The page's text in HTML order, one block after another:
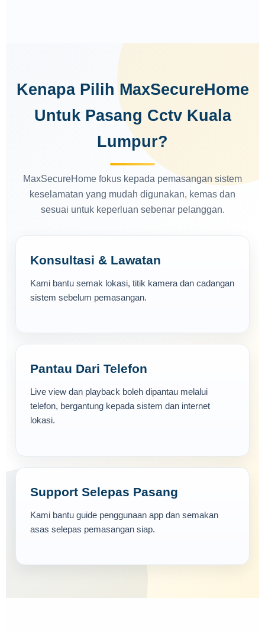
Kenapa Pilih MaxSecureHome
Untuk Pasang Cctv Kuala
Lumpur?
MaxSecureHome fokus kepada pemasangan sistem
keselamatan yang mudah digunakan, kemas dan
sesuai untuk keperluan sebenar pelanggan.
Konsultasi & Lawatan
Kami bantu semak lokasi, titik kamera dan cadangan
sistem sebelum pemasangan.
Pantau Dari Telefon
Live view dan playback boleh dipantau melalui
telefon, bergantung kepada sistem dan internet
lokasi.
Support Selepas Pasang
Kami bantu guide penggunaan app dan semakan
asas selepas pemasangan siap.